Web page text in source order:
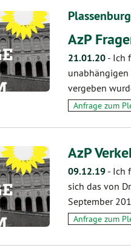
AzP
21.01.20 - Ich
unabhängigen
vergeben
Anfrage zum
AzP
09.12.19 - Ich
sich das von
September
Anfrage zum